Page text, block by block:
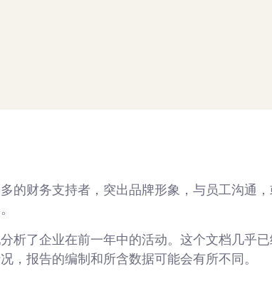
的财务支持者，突出品牌形象，与员工沟通
析了企业在前一年中的活动。这个文档几乎
，报告的编制和所含数据可能会有所不同。